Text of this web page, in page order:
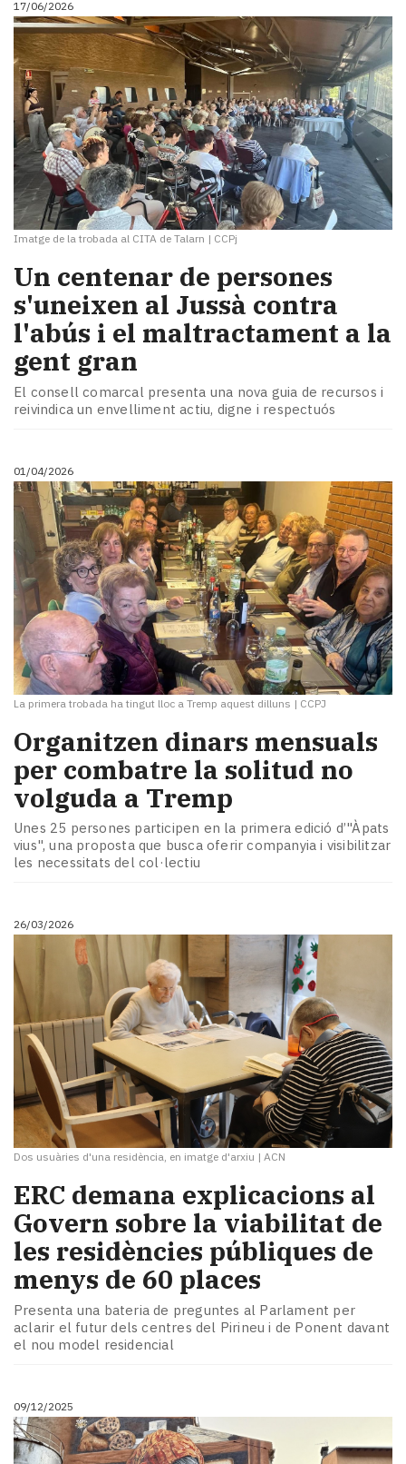
i
turisme
Cultura
Esports
Mai
tant!
TV
i
mitjans
El
temps
Reportatges
Entrevistes
Enquestes
A
escena!
Dis
la
teva!
Subscriptors
del
Pallars
Contingut
patrocinat
Lo
més
llegit...
Editorial
17/06/2026
Imatge de la trobada al CITA de Talarn | CCPj
Un centenar de persones
s'uneixen al Jussà contra
l'abús i el maltractament a la
gent gran
El consell comarcal presenta una nova guia de recursos i
reivindica un envelliment actiu, digne i respectuós
01/04/2026
La primera trobada ha tingut lloc a Tremp aquest dilluns | CCPJ
Organitzen dinars mensuals
per combatre la solitud no
volguda a Tremp
Unes 25 persones participen en la primera edició d’"Àpats
vius", una proposta que busca oferir companyia i visibilitzar
les necessitats del col·lectiu
26/03/2026
Dos usuàries d'una residència, en imatge d'arxiu | ACN
ERC demana explicacions al
Govern sobre la viabilitat de
les residències públiques de
menys de 60 places
Presenta una bateria de preguntes al Parlament per
aclarir el futur dels centres del Pirineu i de Ponent davant
el nou model residencial
09/12/2025